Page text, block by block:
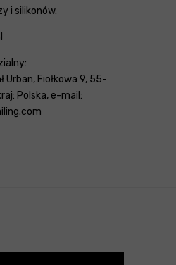
i silikonów.
Urban, Fiołkowa 9, 55-
Polska, e-mail: